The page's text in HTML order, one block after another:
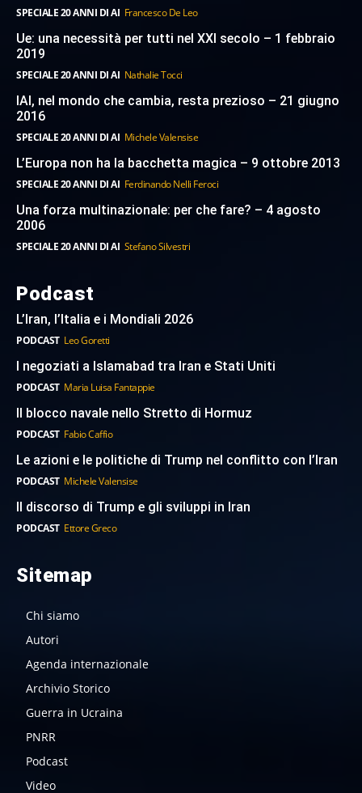
SPECIALE 20 ANNI DI AI Francesco De Leo
Ue: una necessità per tutti nel XXI secolo – 1 febbraio
2019
SPECIALE 20 ANNI DI AI Nathalie Tocci
IAI, nel mondo che cambia, resta prezioso – 21 giugno
2016
SPECIALE 20 ANNI DI AI Michele Valensise
L’Europa non ha la bacchetta magica – 9 ottobre 2013
SPECIALE 20 ANNI DI AI Ferdinando Nelli Feroci
Una forza multinazionale: per che fare? – 4 agosto
2006
SPECIALE 20 ANNI DI AI Stefano Silvestri
Podcast
L’Iran, l’Italia e i Mondiali 2026
PODCAST Leo Goretti
I negoziati a Islamabad tra Iran e Stati Uniti
PODCAST Maria Luisa Fantappie
Il blocco navale nello Stretto di Hormuz
PODCAST Fabio Caffio
Le azioni e le politiche di Trump nel conflitto con l’Iran
PODCAST Michele Valensise
Il discorso di Trump e gli sviluppi in Iran
PODCAST Ettore Greco
Sitemap
Chi siamo
Autori
Agenda internazionale
Archivio Storico
Guerra in Ucraina
PNRR
Podcast
Video